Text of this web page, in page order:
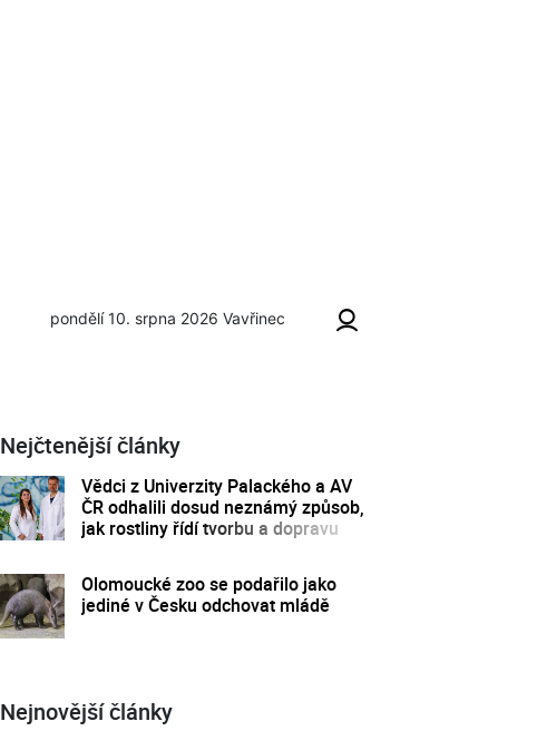
pondělí 10. srpna 2026 Vavřinec
Nejčtenější články
Vědci z Univerzity Palackého a AV
ČR odhalili dosud neznámý způsob,
jak rostliny řídí tvorbu a dopravu
Olomoucké zoo se podařilo jako
jediné v Česku odchovat mládě
Nejnovější články